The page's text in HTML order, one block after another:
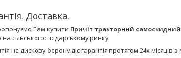
Доставка.
Вам купити Причіп тракторний
на сільськогосподарському ринку!
на дискову борону діє гарантія протягом 24х